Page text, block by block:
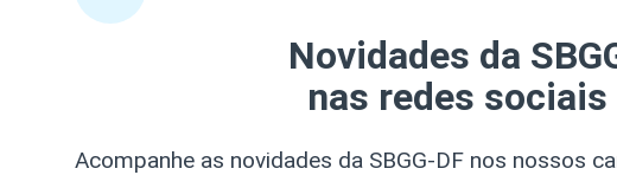
Novidades da
nas redes sociais
Acompanhe as novidades da SBGG-DF nos nossos